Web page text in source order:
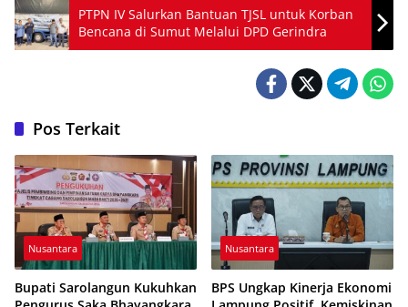
PTPN IV Salurkan Bantuan TJSL untuk Korban
Bencana di Sumut Melalui DPD Gerindra
Pos Terkait
Nusantara
Bupati Sarolangun Kukuhkan
Nusantara
BPS Ungkap Kinerja Ekonomi